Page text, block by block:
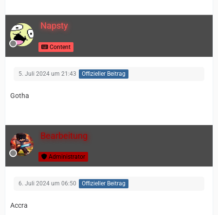
Napsty
Content
5. Juli 2024 um 21:43 Offizieller Beitrag
Gotha
Bearbeitung
Administrator
6. Juli 2024 um 06:50 Offizieller Beitrag
Accra